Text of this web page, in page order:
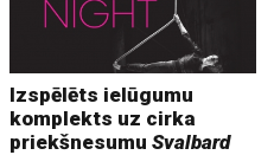
Izspēlēts ielūgumu
komplekts uz cirka
priekšnesumuSvalbard